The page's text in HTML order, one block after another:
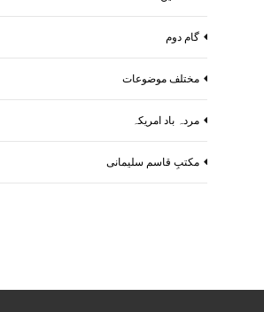
گام دوم
مختلف موضوعات
مردہ باد امریکہ
مکتبِ قاسم سلیمانی